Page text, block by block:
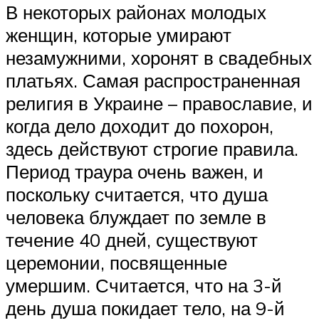
В некоторых районах молодых
женщин, которые умирают
незамужними, хоронят в свадебных
платьях. Самая распространенная
религия в Украине – православие, и
когда дело доходит до похорон,
здесь действуют строгие правила.
Период траура очень важен, и
поскольку считается, что душа
человека блуждает по земле в
течение 40 дней, существуют
церемонии, посвященные
умершим. Считается, что на 3-й
день душа покидает тело, на 9-й